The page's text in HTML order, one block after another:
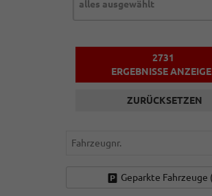
alles ausgewählt
2731
ERGEBNISSE
ZURÜCKSETZEN
Fahrzeugnr.
Geparkte Fahrzeuge (